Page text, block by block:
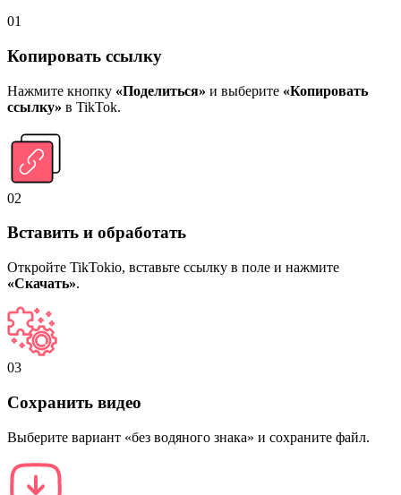
01
Копировать ссылку
Нажмите кнопку «Поделиться» и выберите «Копировать
ссылку» в TikTok.
02
Вставить и обработать
Откройте TikTokio, вставьте ссылку в поле и нажмите
«Скачать».
03
Сохранить видео
Выберите вариант «без водяного знака» и сохраните файл.